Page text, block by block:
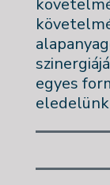
egyes